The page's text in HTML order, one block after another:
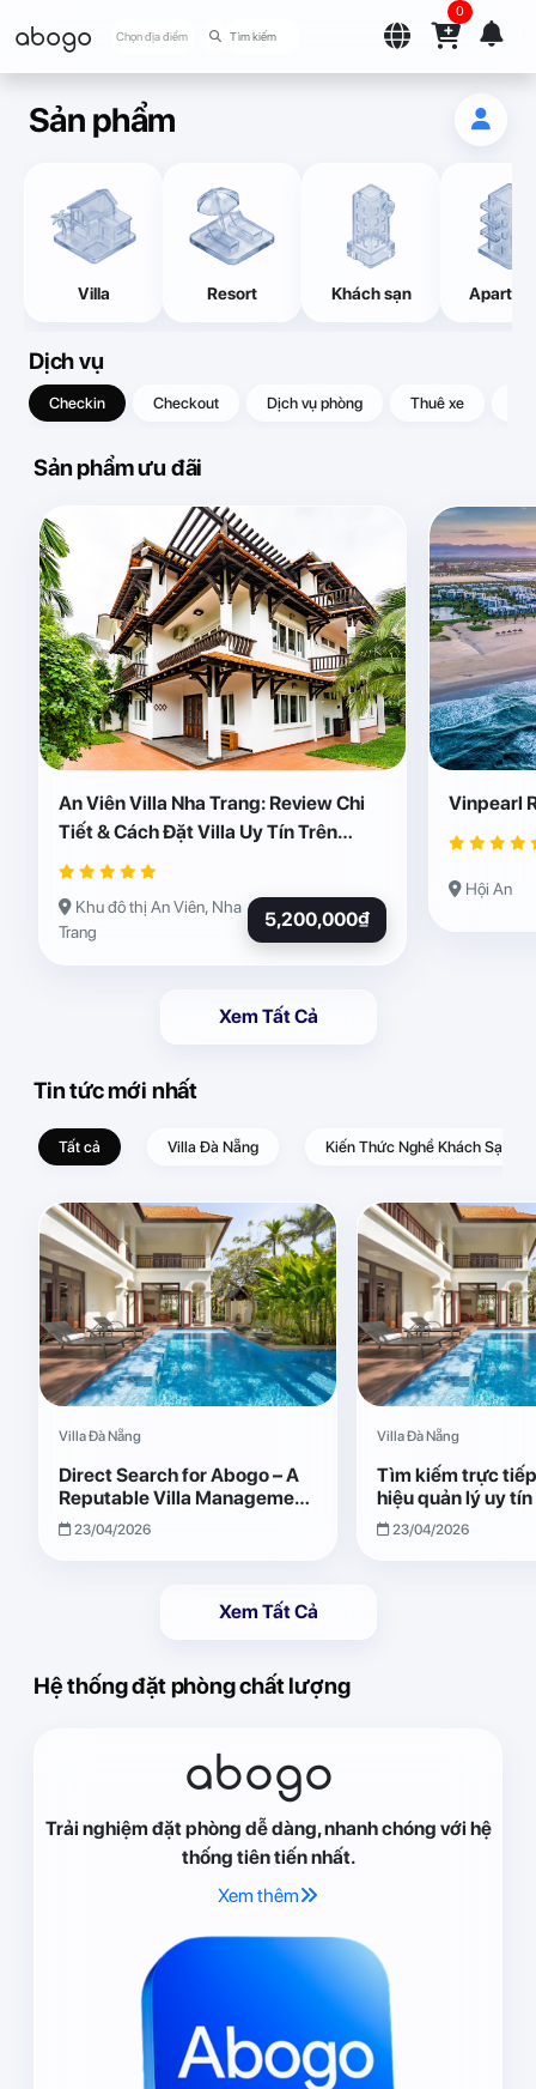
abogo Chọn địa điểm
0
Sản phẩm
Villa Resort Khách sạn
Dịch vụ
Checkin Checkout Dịch vụ phòng Thuê xe
Sản phẩm ưu đãi
An Viên Villa Nha Trang: Review Chi
Tiết & Cách Đặt Villa Uy Tín Trên
Abogo
Khu đô thị An Viên, Nha
Trang
5,200,000₫
Vinpearl
Hội An
Xem Tất Cả
Tin tức mới nhất
Tất cả Villa Đà Nẵng Kiến Thức Nghề Khách Sạn –
Villa Đà Nẵng
Direct Search for Abogo – A
Reputable Villa Management
Brand with Transparent and
Effective Operations
23/04/2026
Villa Đà Nẵng
Tìm kiếm trực
hiệu quản lý uy
Giải pháp vận
quả, minh bạch
23/04/2026
Xem Tất Cả
Hệ thống đặt phòng chất lượng
abogo
Trải nghiệm đặt phòng dễ dàng, nhanh chóng với hệ
thống tiên tiến nhất.
Xem thêm